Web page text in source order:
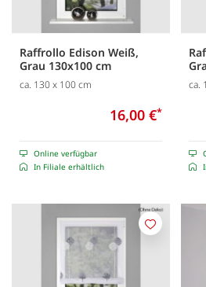
Raffrollo Edison Weiß,
Grau 130x100 cm
ca. 130 x 100 cm
16,00 €*
Online verfügbar
In Filiale erhältlich
ca.
Merken